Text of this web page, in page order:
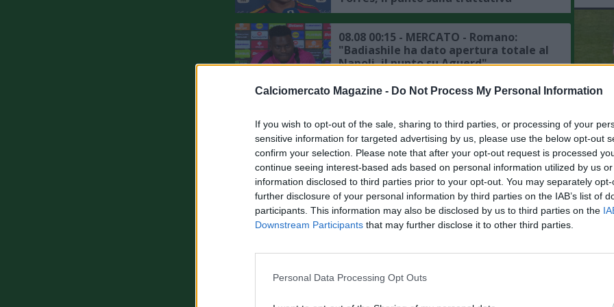
Calciomercato Magazine - Do Not Process My Personal Information
If you wish to opt-out of the sale, sharing to third parties, or processing of your
sensitive information for targeted advertising by us, please use the below opt-out
confirm your selection. Please note that after your opt-out request is processed
continue seeing interest-based ads based on personal information utilized by us
information disclosed to third parties prior to your opt-out. You may separately
further disclosure of your personal information by third parties on the IAB’s list of
participants. This information may also be disclosed by us to third parties on the
Downstream Participants that may further disclose it to other third parties.
Personal Data Processing Opt Outs
08.08 00:15 - MERCATO - Romano:
"Badiashile ha dato apertura totale al
Napoli, il punto su Aguerd"
dell'Aston Villa"
07.08 23:41 - MERCATO - Romano:
"Liverpool, preso Araujo in prestito
dal Barcellona"
07.08 22:42 - MERCATO - Romano su
il rinnovo è una vicenda da seguire"
del